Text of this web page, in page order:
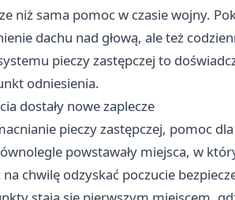
niż sama pomoc w czasie wojny.
dachu nad głową, ale też
pieczy zastępczej to
odniesienia.
dostały nowe zaplecze
pieczy zastępczej, pomoc
powstawały miejsca, w
chwilę odzyskać poczucie